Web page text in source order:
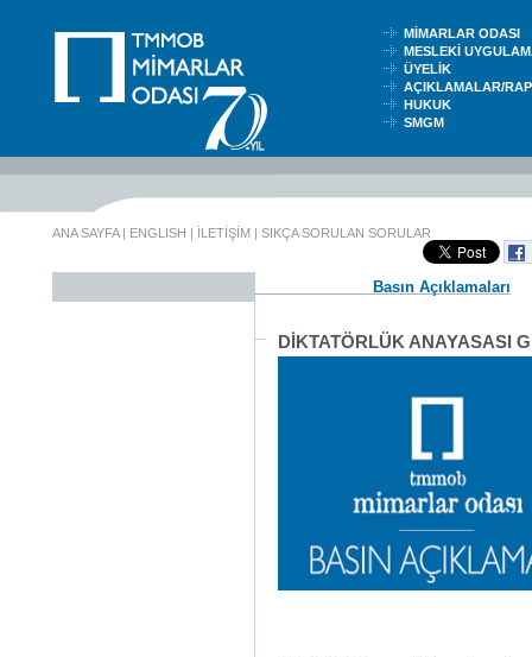
MİMARLAR ODASI
MESLEKİ
ÜYELİK
AÇIKLAMALAR/
HUKUK
SMGM
ANA SAYFA| ENGLISH | İLETİŞİM | SIKÇA SORULAN SORULAR
Basın Açıklamaları
DİKTATÖRLÜK ANAYASASI